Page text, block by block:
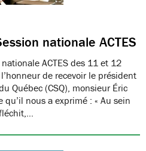
nationale ACTES
ACTES des 11 et 12
de recevoir le président
Québec (CSQ), monsieur Éric
nous a exprimé : « Au sein